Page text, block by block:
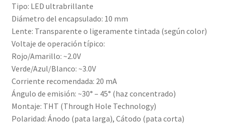
Tipo: LED ultrabrillante
Diámetro del encapsulado: 10 mm
Lente: Transparente o ligeramente tintada (según color)
Voltaje de operación típico:
Rojo/Amarillo: ~2.0V
Verde/Azul/Blanco: ~3.0V
Corriente recomendada: 20 mA
Ángulo de emisión: ~30° – 45° (haz concentrado)
Montaje: THT (Through Hole Technology)
Polaridad: Ánodo (pata larga), Cátodo (pata corta)